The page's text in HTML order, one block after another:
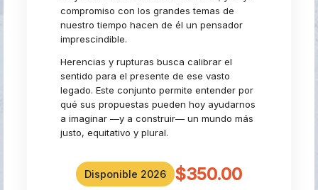
compromiso con los grandes temas de
nuestro tiempo hacen de él un pensador
imprescindible.
Herencias y rupturas busca calibrar el
sentido para el presente de ese vasto
legado. Este conjunto permite entender por
qué sus propuestas pueden hoy ayudarnos
a imaginar —y a construir— un mundo más
justo, equitativo y plural.
Disponible 2026 $350.00